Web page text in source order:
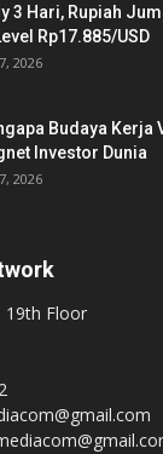
3 Hari, Rupiah
Rp17.885/USD
2026
Budaya Kerja
Investor Dunia
2026
19th Floor